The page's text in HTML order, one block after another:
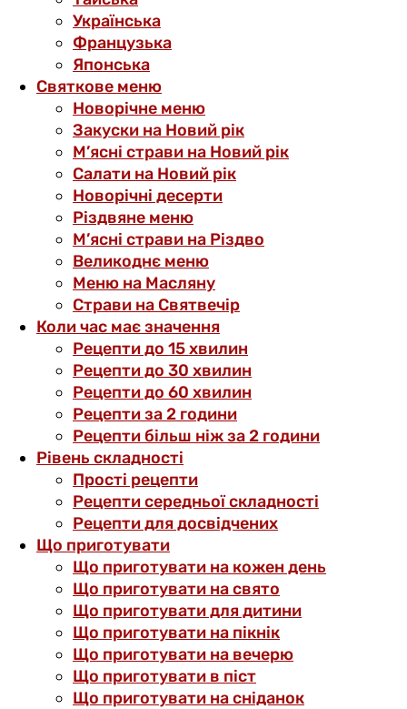
Українська
Французька
Японська
Святкове меню
Новорічне меню
Закуски на Новий рік
М’ясні страви на Новий рік
Салати на Новий рік
Новорічні десерти
Різдвяне меню
М’ясні страви на Різдво
Великоднє меню
Меню на Масляну
Страви на Святвечір
Коли час має значення
Рецепти до 15 хвилин
Рецепти до 30 хвилин
Рецепти до 60 хвилин
Рецепти за 2 години
Рецепти більш ніж за 2 години
Рівень складності
Прості рецепти
Рецепти середньої складності
Рецепти для досвідчених
Що приготувати
Що приготувати на кожен день
Що приготувати на свято
Що приготувати для дитини
Що приготувати на пікнік
Що приготувати на вечерю
Що приготувати в піст
Що приготувати на сніданок